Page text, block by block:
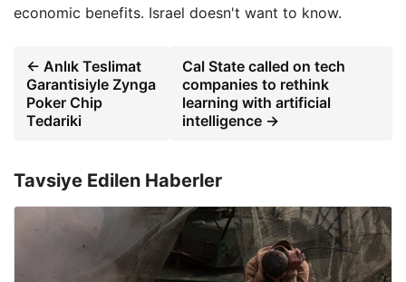
economic benefits. Israel doesn't want to know.
← Anlık Teslimat
Garantisiyle Zynga
Poker Chip
Tedariki
Cal State called on tech
companies to rethink
learning with artificial
intelligence →
Tavsiye Edilen Haberler